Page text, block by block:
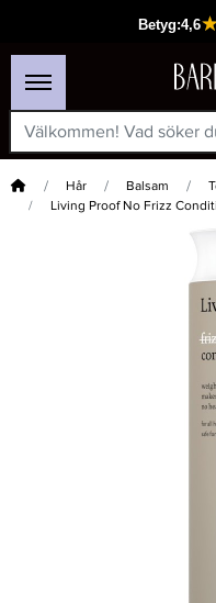
Hem Hår Balsam
Living Proof No Frizz